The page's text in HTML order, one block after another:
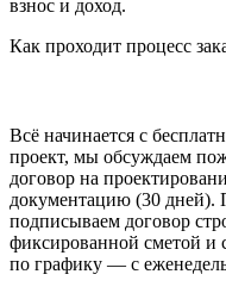
взнос и доход.
Как проходит процесс
Всё начинается с
проект, мы обсуждаем
договор на
документацию (30 дней).
подписываем договор
фиксированной сметой и
по графику — с